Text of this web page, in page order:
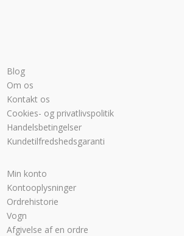
Blog
Om os
Kontakt os
Cookies- og privatlivspolitik
Handelsbetingelser
Kundetilfredshedsgaranti
Min konto
Kontooplysninger
Ordrehistorie
Vogn
Afgivelse af en ordre